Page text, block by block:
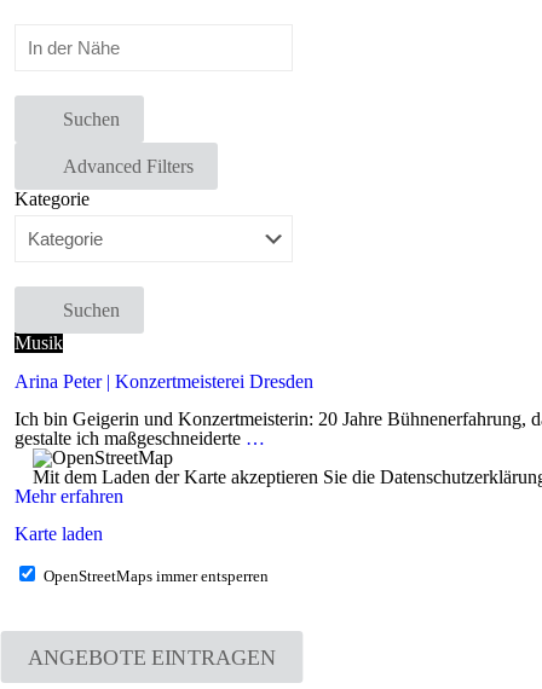
Suchen
Advanced Filters
Kategorie
Suchen
Musik
Arina Peter | Konzertmeisterei Dresden
Ich bin Geigerin und Konzertmeisterin: 20 Jahre
gestalte ich maßgeschneiderte …
Mit dem Laden der Karte akzeptieren Sie die
Mehr erfahren
Karte laden
OpenStreetMaps immer entsperren
ANGEBOTE EINTRAGEN